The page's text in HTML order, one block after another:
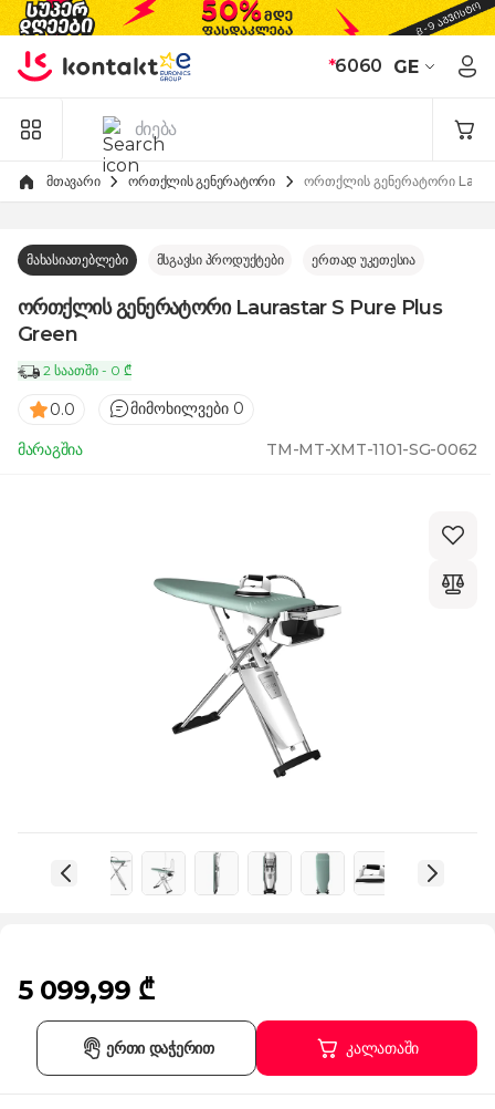
Skip to Content
*6060 GE
მთავარი ორთქლის გენერატორი ორთქლის გენერატორი
მახასიათებლები მსგავსი პროდუქტები ერთად უკეთესია
ორთქლის გენერატორი Laurastar S Pure Plus
Green
2 საათში - 0 ₾
0.0 მიმოხილვები 0
მარაგშია TM-MT-XMT-1101-SG-0062
5 099,99 ₾
კალათაში
ერთი დაჭერით